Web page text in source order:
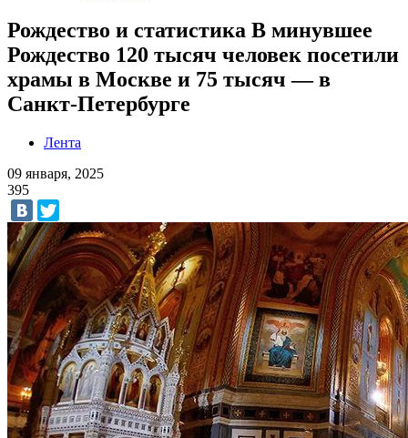
Рождество и статистика В минувшее
Рождество 120 тысяч человек посетили
храмы в Москве и 75 тысяч — в
Санкт-Петербурге
Лента
09 января, 2025
395